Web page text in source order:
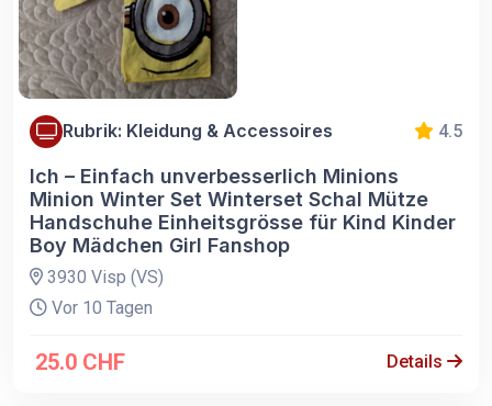
Rubrik: Kleidung & Accessoires 4.5
Ich – Einfach unverbesserlich Minions
Minion Winter Set Winterset Schal Mütze
Handschuhe Einheitsgrösse für Kind Kinder
Boy Mädchen Girl Fanshop
3930 Visp (VS)
Vor 10 Tagen
25.0 CHF Details